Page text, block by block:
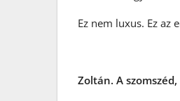
Ez nem luxus. Ez az
Zoltán. A